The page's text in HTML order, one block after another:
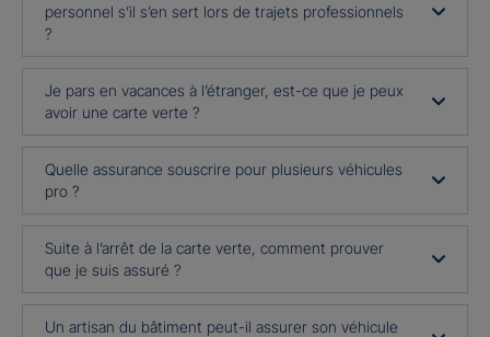
personnel s’il s’en sert lors de trajets professionnels
?
Je pars en vacances à l’étranger, est-ce que je peux
avoir une carte verte ?
Quelle assurance souscrire pour plusieurs véhicules
pro ?
Suite à l’arrêt de la carte verte, comment prouver
que je suis assuré ?
Un artisan du bâtiment peut-il assurer son véhicule